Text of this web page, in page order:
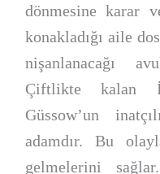
dönmesine karar
konakladığı aile
nişanlanacağı
Çiftlikte kalan
Güssow’un
adamdır. Bu
gelmelerini